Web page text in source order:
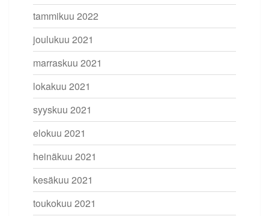
tammikuu 2022
joulukuu 2021
marraskuu 2021
lokakuu 2021
syyskuu 2021
elokuu 2021
heinäkuu 2021
kesäkuu 2021
toukokuu 2021